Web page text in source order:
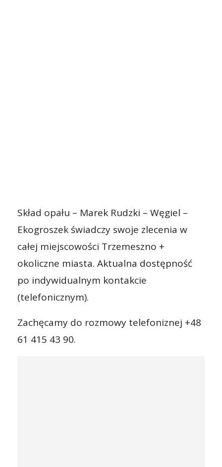
Skład opału – Marek Rudzki – Węgiel –
Ekogroszek świadczy swoje zlecenia w
całej miejscowości Trzemeszno +
okoliczne miasta. Aktualna dostępność
po indywidualnym kontakcie
(telefonicznym).
Zachęcamy do rozmowy telefoniznej +48
61 415 43 90.